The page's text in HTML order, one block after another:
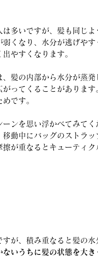
多いですが、髪も同じよ
くなり、水分が逃げやす
やすくなります。
髪の内部から水分が蒸発
ってくることがあります
です。
ンを思い浮かべてみてく
動中にバッグのストラ
が重なるとキューティク
が、積み重なると髪の
ないうちに髪の状態を大